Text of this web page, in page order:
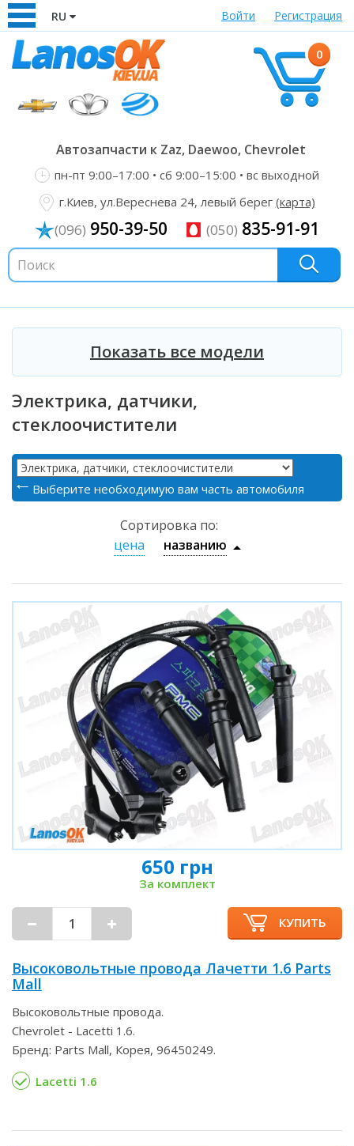
RU Войти Регистрация
0
Автозапчасти к Zaz, Daewoo, Chevrolet
пн-пт 9:00–17:00 • сб 9:00–15:00 • вс выходной
г.Киев, ул.Вереснева 24, левый берег (карта)
(096) 950-39-50 (050) 835-91-91
Показать все модели
Электрика, датчики,
стеклоочистители
Выберите необходимую вам часть автомобиля
Сортировка по:
цена
названию
650 грн
За комплект
КУПИТЬ
Высоковольтные провода Лачетти 1.6 Parts
Mall
Высоковольтные провода.
Chevrolet - Lacetti 1.6.
Бренд: Parts Mall, Корея, 96450249.
Lacetti 1.6